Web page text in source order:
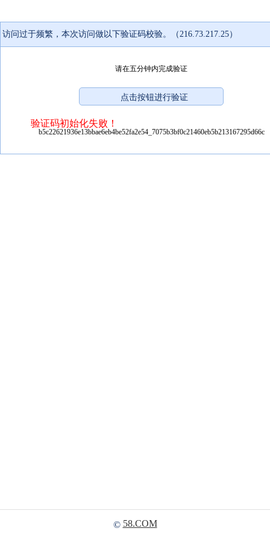
访问过于频繁，本次访问做以下验证码校验。（216.73.217.25）
请在五分钟内完成验证
验证码初始化失败！
b5c22621936e13bbae6eb4be52fa2e54_7075b3bf0c21460eb5b213167295d66c
© 58.COM